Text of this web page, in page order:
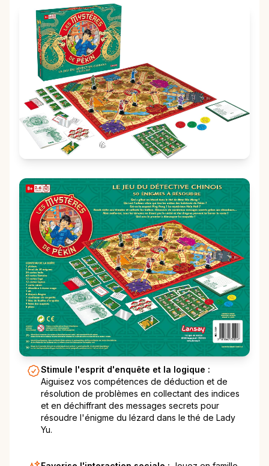
Stimule l'esprit d'enquête et la logique :
Aiguisez vos compétences de déduction et de
résolution de problèmes en collectant des indices
et en déchiffrant des messages secrets pour
résoudre l'énigme du lézard dans le thé de Lady
Yu.